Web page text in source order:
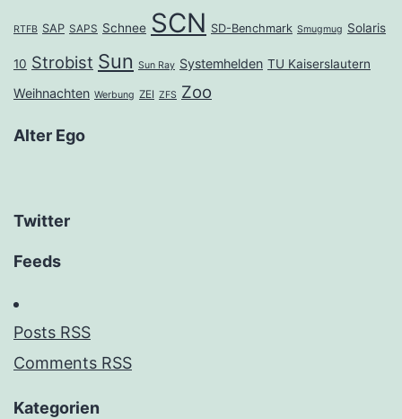
RTFB SAP SAPS Schnee SCN SD-Benchmark Smugmug Solaris
10 Strobist Sun Sun Ray Systemhelden TU Kaiserslautern
Weihnachten Werbung ZEI ZFS Zoo
Alter Ego
Twitter
Feeds
Posts RSS
Comments RSS
Kategorien